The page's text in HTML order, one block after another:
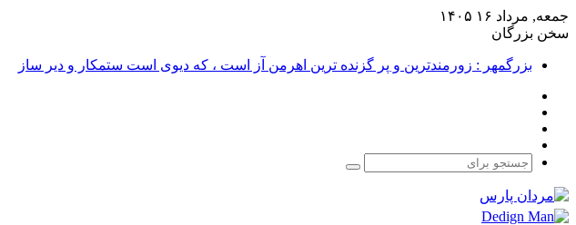
جمعه, مرداد ۱۶ ۱۴۰۵
سخن بزرگان
بزرگمهر : زورمندترین و پر گزنده ترین اهرمن آز است ، که دیوی است ستمکار و دیر ساز
جستجو